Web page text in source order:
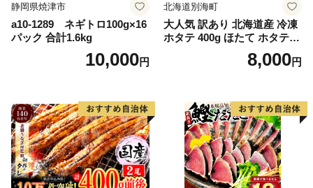
静岡県焼津市
a10-1289 ネギトロ100g×16
パック 合計1.6kg
10,000円
北海道別海町
大人気 訳あり 北海道産 冷凍
ホタテ 400g ほたて ホタテ
8,000円